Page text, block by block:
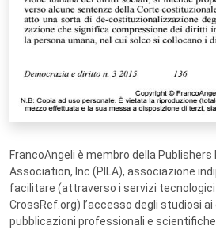
FrancoAngeli è membro della
Association, Inc (PILA), associazione
facilitare (attraverso i servizi
CrossRef.org) l’accesso degli studiosi
pubblicazioni professionali e scientifiche.